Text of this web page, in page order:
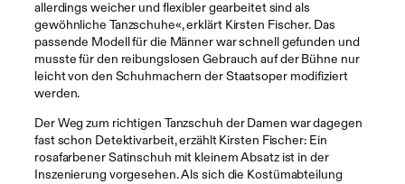
allerdings weicher und flexibler gearbeitet sind als
gewöhnliche Tanzschuhe«, erklärt Kirsten Fischer. Das
passende Modell für die Männer war schnell gefunden und
musste für den reibungslosen Gebrauch auf der Bühne nur
leicht von den Schuhmachern der Staatsoper modifiziert
werden.
Der Weg zum richtigen Tanzschuh der Damen war dagegen
fast schon Detektivarbeit, erzählt Kirsten Fischer: Ein
rosafarbener Satinschuh mit kleinem Absatz ist in der
Inszenierung vorgesehen. Als sich die Kostümabteilung